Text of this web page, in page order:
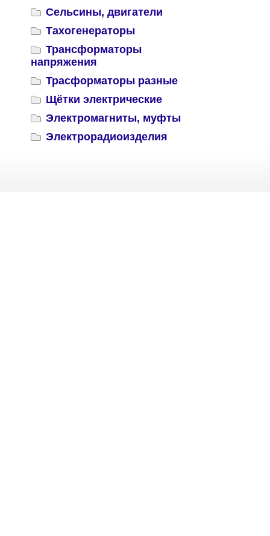
Сельсины, двигатели
Тахогенераторы
Трансформаторы
напряжения
Трасформаторы разные
Щётки электрические
Электромагниты, муфты
Электрорадиоизделия